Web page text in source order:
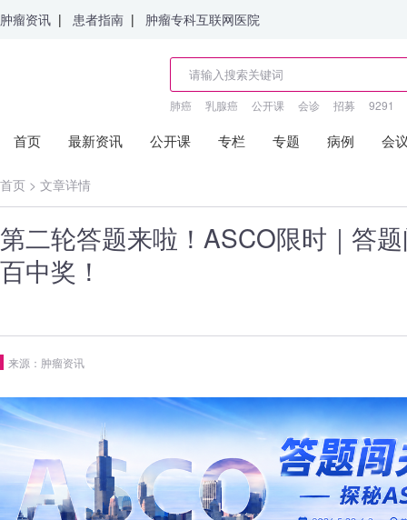
肿瘤资讯 | 患者指南 | 肿瘤专科互联网医院
肺癌 乳腺癌 公开课 会诊 招募 9291
首页 最新资讯 公开课 专栏 专题 病例 会
首页 > 文章详情
第二轮答题来啦！ASCO限时｜答
百中奖！
来源：肿瘤资讯